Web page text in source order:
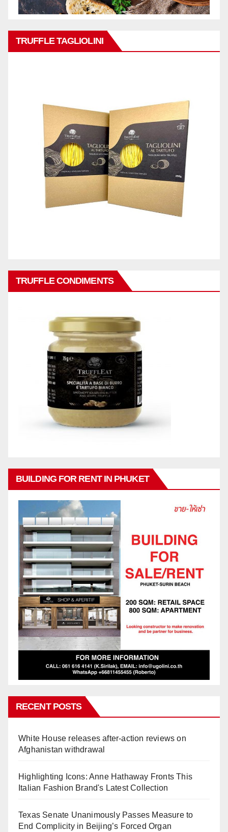
TRUFFLE TAGLIOLINI
TRUFFLE CONDIMENTS
BUILDING FOR RENT IN PHUKET
RECENT POSTS
White House releases after-action reviews on
Afghanistan withdrawal
Highlighting Icons: Anne Hathaway Fronts This
Italian Fashion Brand's Latest Collection
Texas Senate Unanimously Passes Measure to
End Complicity in Beijing’s Forced Organ